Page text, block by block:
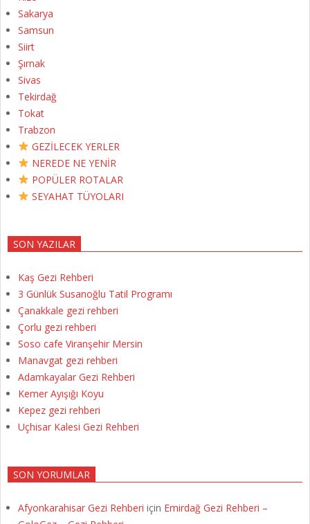
Sakarya
Samsun
Siirt
Şırnak
Sivas
Tekirdağ
Tokat
Trabzon
GEZİLECEK YERLER
NEREDE NE YENİR
POPÜLER ROTALAR
SEYAHAT TÜYOLARI
SON YAZILAR
Kaş Gezi Rehberi
3 Günlük Susanoğlu Tatil Programı
Çanakkale gezi rehberi
Çorlu gezi rehberi
Soso cafe Viranşehir Mersin
Manavgat gezi rehberi
Adamkayalar Gezi Rehberi
Kemer Ayışığı Koyu
Kepez gezi rehberi
Uçhisar Kalesi Gezi Rehberi
SON YORUMLAR
Afyonkarahisar Gezi Rehberi için Emirdağ Gezi Rehberi –